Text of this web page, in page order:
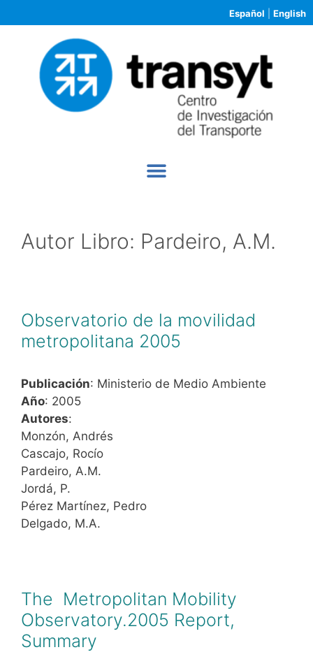
Español English
Autor Libro: Pardeiro, A.M.
Observatorio de la movilidad
metropolitana 2005
Publicación: Ministerio de Medio Ambiente
Año: 2005
Autores:
Monzón, Andrés
Cascajo, Rocío
Pardeiro, A.M.
Jordá, P.
Pérez Martínez, Pedro
Delgado, M.A.
The Metropolitan Mobility
Observatory.2005 Report,
Summary